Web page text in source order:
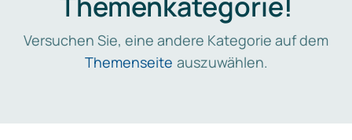
Versuchen Sie, eine andere Kategorie auf dem
Themenseite auszuwählen.